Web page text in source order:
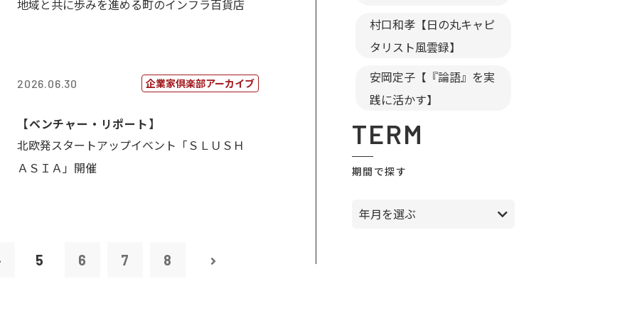
地域と共に歩みを進める町のインフラ百貨店
2026.06.30 企業家倶楽部アーカイブ
【ベンチャー・リポート】
北欧発スタートアップイベント「ＳＬＵＳＨ
ＡＳＩＡ」開催
5 6 7 8
村口和孝【日の丸キャピ
タリスト風雲録】
安岡定子【『論語』を実
践に活かす】
TERM
期間で探す
年月を選ぶ